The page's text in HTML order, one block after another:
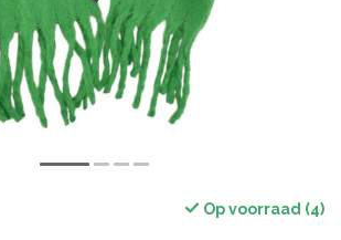
Op voorraad (4)